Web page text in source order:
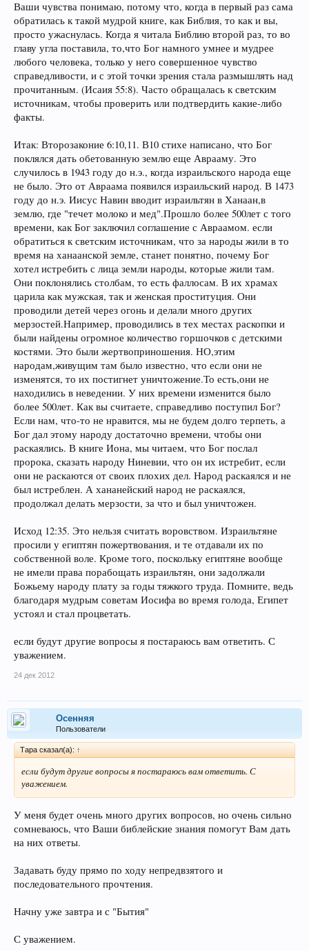
своему народу:
«И дал Я вам землю,
над которою вы не трудились
, и города,
которых вы не строили, и вы живёте в них; из виноградных и мас-
личных садов, которыхвы не насаждали, вы едите плоды».
Во Второзаконии(6.10.11) :
ся отцам твоим, Аврааму, Исааку и Иакову, дать тебе с больши-
ми и хорошими городами, к оторых ты не строил, и домами,
напол-
ненными всяким добром, которых ты не наполнял, и с колодезя-
ми, высеченными из камня, которых ты не высекал, с виноград-
никами и маслинами, которых ты не садил, и будешь есть и насы-
щаться...».
Или вот:
«И дам народу сему милость в глазах Египтян; и когда пойдёте, то
пойдёте не с пустыми руками. Каждая женщина (израильтянка)
выпросит у соседки своей и у живущей в
доме её (т.е. у египтянок) вещей серебряных и вещей золотых, и
одежд; и вы нарядите ими и сыновей ваших и дочерей ваших, и
ОБЕРЁТЕЕгиптян» ИСХОД, 3.21,22.
А это:
«Слушай, Израиль: ты те-
больше и сильнее тебя ...Знай же ныне, что Господь, Бог твой,
идёт перед тобою, как огонь поядающий;Он будет истреблять
их
пред тобою, и ты изгонишь их, и погубишь их скоро, как говорил
Ну а это просто песня:
«...идите за ним по городу и поражайте; пусть не
жалеет око ваше, и не щадите; старика, юношу и девицу, и мла-
денца, и жён бейте до смерти...».
«И поразил Иисус Навин всю
землю нагорную и полуденную, и низменные места, и землю ле-
жащую у гор, и всех царей их; никого не оставил, кто уцелел бы,
и всё дышущее предал заклятью, как повелел Господь, Бог Изра-
лиев» – «Господь-каратель».
P.S.А ведь и без того было вполне хреново, утешилась, млин
Господа православные, ну-ка поднапрягитесь, отмывая своего
Ваши чувства понимаю, потому что, когда в первый раз сама
обратилась к такой мудрой книге, как Библия, то как и вы,
просто ужаснулась. Когда я читала Библию второй раз, то во
главу угла поставила, то,что Бог намного умнее и мудрее
любого человека, только у него совершенное чувство
справедливости, и с этой точки зрения стала размышлять над
прочитанным. (Исаия 55:8). Часто обращалась к светским
источникам, чтобы проверить или подтвердить какие-либо
факты.
Итак: Второзаконие 6:10,11. В10 стихе написано, что Бог
поклялся дать обетованную землю еще Аврааму. Это
случилось в 1943 году до н.э., когда израильского народа еще
не было. Это от Авраама появился израильский народ. В 1473
году до н.э. Иисус Навин вводит израильтян в Ханаан,в
землю, где "течет молоко и мед".Прошло более 500лет с того
времени, как Бог заключил соглашение с Авраамом. если
обратиться к светским источникам, что за народы жили в то
время на ханаанской земле, станет понятно, почему Бог
хотел истребить с лица земли народы, которые жили там.
Они поклонялись столбам, то есть фаллосам. В их храмах
царила как мужская, так и женская проституция. Они
проводили детей через огонь и делали много других
мерзостей.Например, проводились в тех местах раскопки и
были найдены огромное количество горшочков с детскими
костями. Это были жертвоприношения. НО,этим
народам,живущим там было известно, что если они не
изменятся, то их постигнет уничтожение.То есть,они не
находились в неведении. У них времени изменится было
более 500лет. Как вы считаете, справедливо поступил Бог?
Если нам, что-то не нравится, мы не будем долго терпеть, а
Бог дал этому народу достаточно времени, чтобы они
раскаялись. В книге Иона, мы читаем, что Бог послал
пророка, сказать народу Ниневии, что он их истребит, если
они не раскаются от своих плохих дел. Народ раскаялся и не
был истреблен. А хананейский народ не раскаялся,
продолжал делать мерзости, за что и был уничтожен.
Исход 12:35. Это нельзя считать воровством. Израильтяне
просили у египтян пожертвования, и те отдавали их по
собственной воле. Кроме того, поскольку египтяне вообще
не имели права порабощать израильтян, они задолжали
Божьему народу плату за годы тяжкого труда. Помните, ведь
благодаря мудрым советам Иосифа во время голода, Египет
устоял и стал процветать.
если будут другие вопросы я постараюсь вам ответить. С
уважением.
24 дек 2012
Осенняя
Пользователи
Тара сказал(а): ↑
если будут другие вопросы я постараюсь вам ответить. С
уважением.
У меня будет очень много других вопросов, но очень сильно
сомневаюсь, что Ваши библейские знания помогут Вам дать
на них ответы.
Задавать буду прямо по ходу непредвзятого и
последовательного прочтения.
Начну уже завтра и с "Бытия"
С уважением.